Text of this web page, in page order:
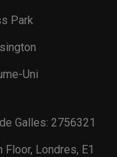
Park
Uni
Galles: 2756321
Londres, E1